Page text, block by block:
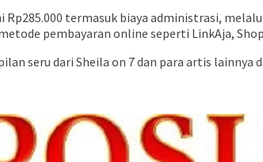
termasuk biaya administrasi,
pembayaran online seperti LinkAja,
seru dari Sheila on 7 dan para artis